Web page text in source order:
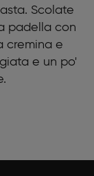
Scolate
padella con
cremina e
e un po'